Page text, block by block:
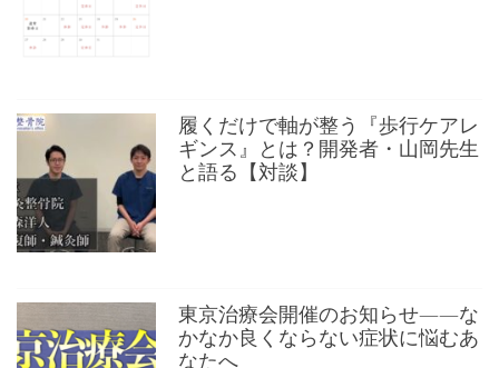
履くだけで軸が整う『歩行ケアレ
ギンス』とは？開発者・山岡先生
と語る【対談】
東京治療会開催のお知らせ——な
かなか良くならない症状に悩むあ
なたへ